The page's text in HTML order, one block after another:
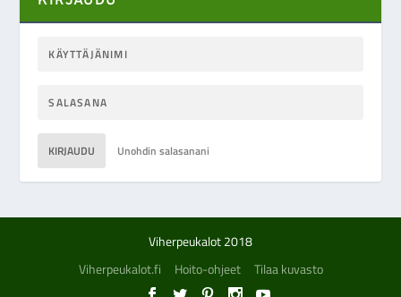
KIRJAUDU Unohdin salasanani
Viherpeukalot 2018
Viherpeukalot.fi
Hoito-ohjeet Tilaa kuvasto